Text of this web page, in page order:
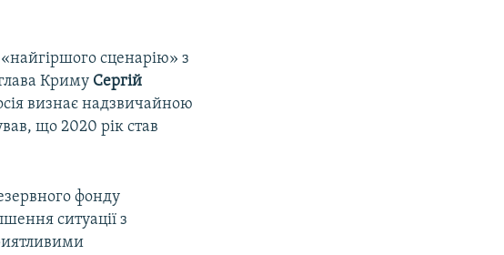
сценарію» з
Криму Сергій
визнає надзвичайною
що 2020 рік став
фонду
ситуації з